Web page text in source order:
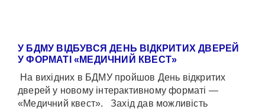
У БДМУ ВІДБУВСЯ ДЕНЬ ВІДКРИТИХ ДВЕРЕЙ
У ФОРМАТІ «МЕДИЧНИЙ КВЕСТ»
На вихідних в БДМУ пройшов День відкритих
дверей у новому інтерактивному форматі —
«Медичний квест». Захід дав можливість